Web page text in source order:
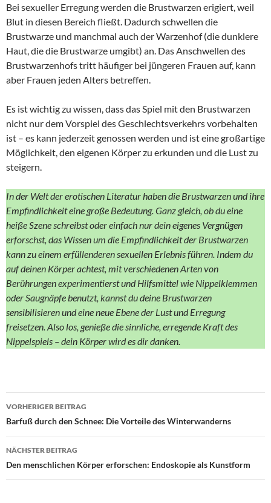
Bei sexueller Erregung werden die Brustwarzen erigiert, weil
Blut in diesen Bereich fließt. Dadurch schwellen die
Brustwarze und manchmal auch der Warzenhof (die dunklere
Haut, die die Brustwarze umgibt) an. Das Anschwellen des
Brustwarzenhofs tritt häufiger bei jüngeren Frauen auf, kann
aber Frauen jeden Alters betreffen.
Es ist wichtig zu wissen, dass das Spiel mit den Brustwarzen
nicht nur dem Vorspiel des Geschlechtsverkehrs vorbehalten
ist – es kann jederzeit genossen werden und ist eine großartige
Möglichkeit, den eigenen Körper zu erkunden und die Lust zu
steigern.
In der Welt der erotischen Literatur haben die Brustwarzen und ihre
Empfindlichkeit eine große Bedeutung. Ganz gleich, ob du eine
heiße Szene schreibst oder einfach nur dein eigenes Vergnügen
erforschst, das Wissen um die Empfindlichkeit der Brustwarzen
kann zu einem erfüllenderen sexuellen Erlebnis führen. Indem du
auf deinen Körper achtest, mit verschiedenen Arten von
Berührungen experimentierst und Hilfsmittel wie Nippelklemmen
oder Saugnäpfe benutzt, kannst du deine Brustwarzen
sensibilisieren und eine neue Ebene der Lust und Erregung
freisetzen. Also los, genieße die sinnliche, erregende Kraft des
Nippelspiels – dein Körper wird es dir danken.
Beitragsnavigation
VORHERIGER BEITRAG
Barfuß durch den Schnee: Die Vorteile des Winterwanderns
NÄCHSTER BEITRAG
Den menschlichen Körper erforschen: Endoskopie als Kunstform